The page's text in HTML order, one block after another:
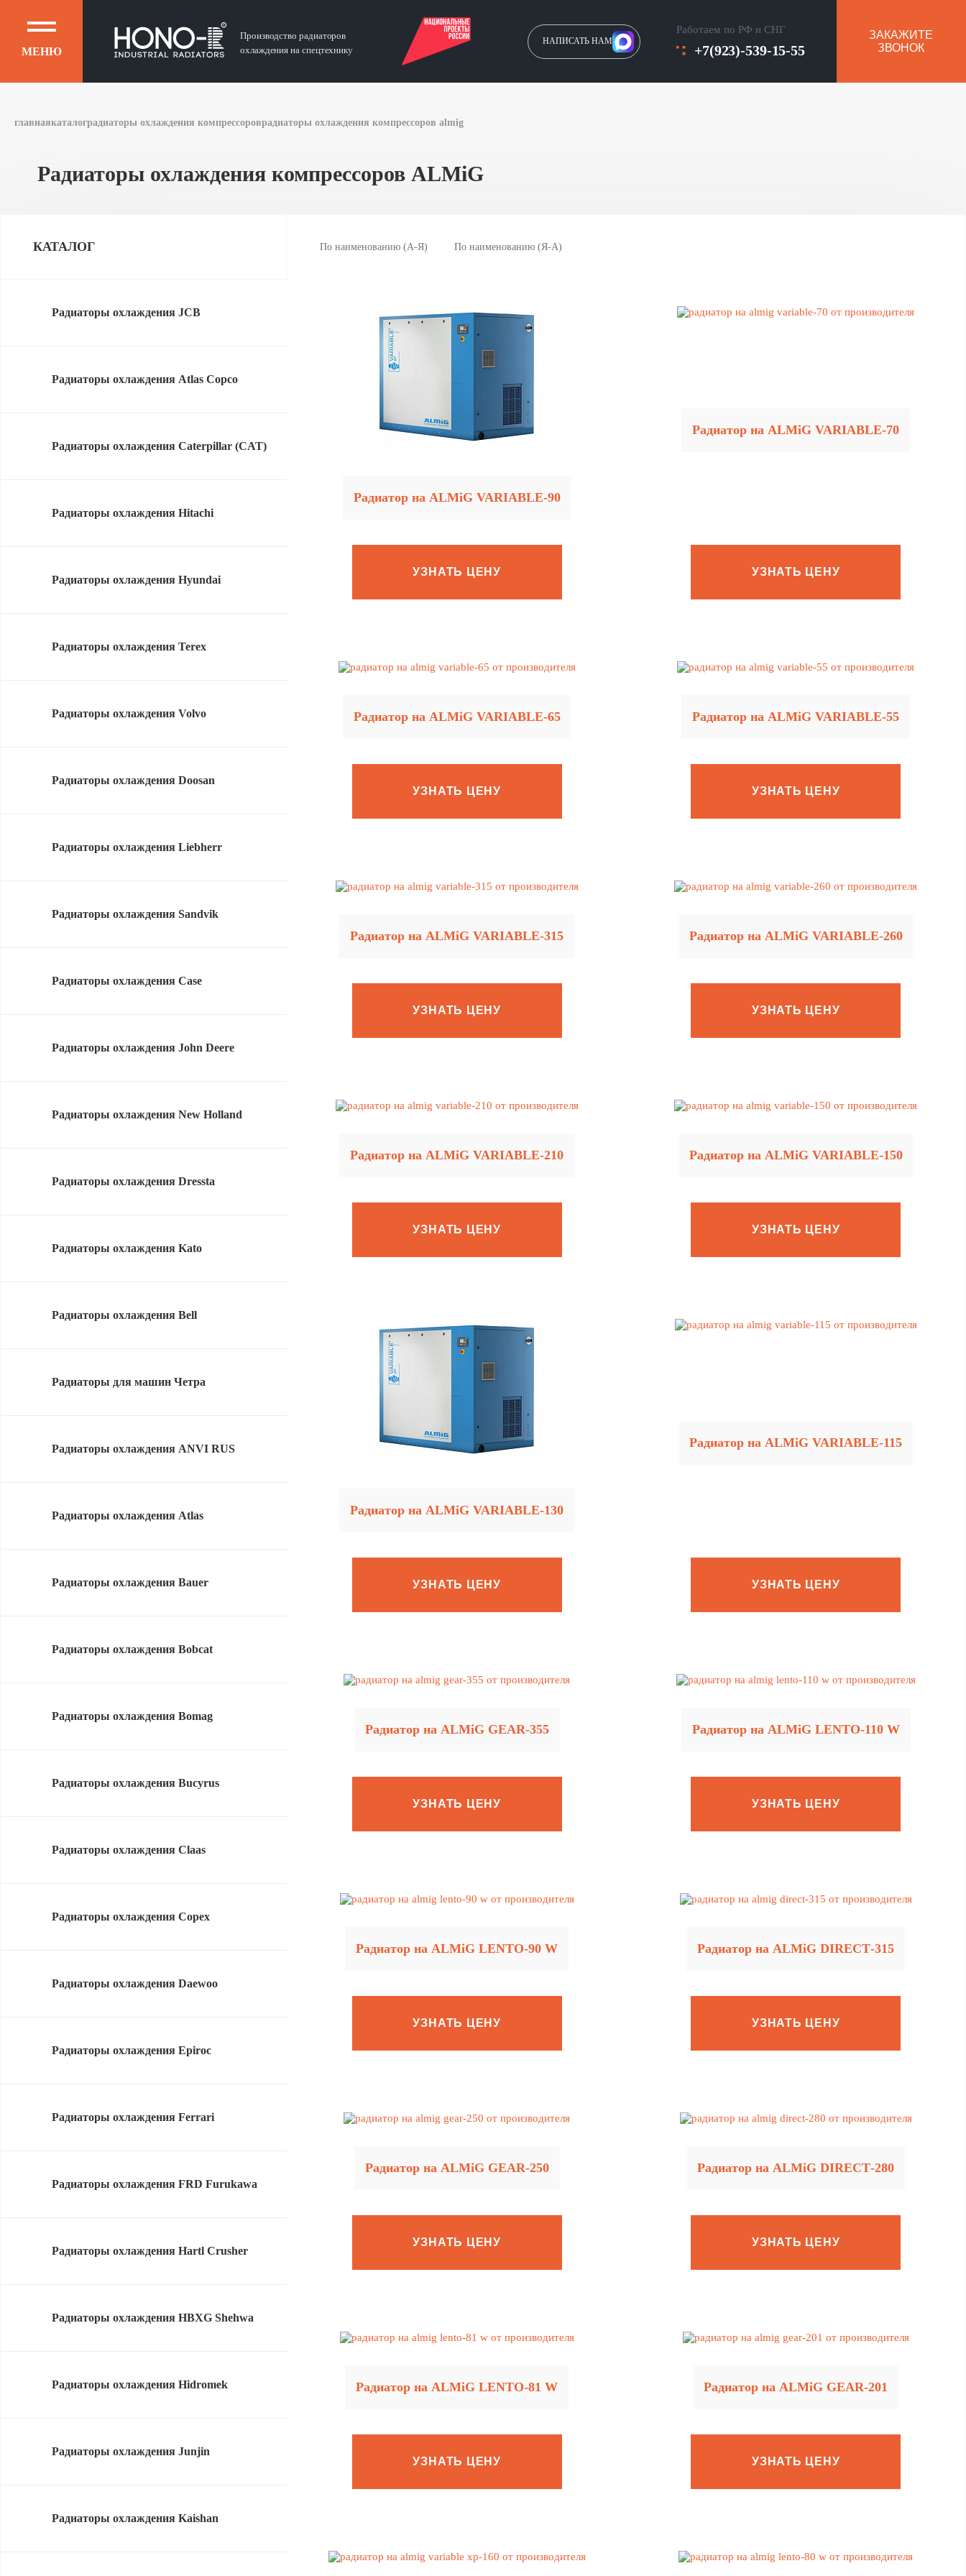
МЕНЮ
Производство радиаторов
охлаждения на спецтехнику
НАПИСАТЬ НАМ
Работаем по РФ и СНГ
+7(923)-539-15-55
ЗАКАЖИТЕ
ЗВОНОК
главнаякаталоградиаторы охлаждения компрессороврадиаторы охлаждения компрессоров almig
Радиаторы охлаждения компрессоров ALMiG
КАТАЛОГ
Радиаторы охлаждения JCB
Радиаторы охлаждения Atlas Copco
Радиаторы охлаждения Caterpillar (CAT)
Радиаторы охлаждения Hitachi
Радиаторы охлаждения Hyundai
Радиаторы охлаждения Terex
Радиаторы охлаждения Volvo
Радиаторы охлаждения Doosan
Радиаторы охлаждения Liebherr
Радиаторы охлаждения Sandvik
Радиаторы охлаждения Case
Радиаторы охлаждения John Deere
Радиаторы охлаждения New Holland
Радиаторы охлаждения Dressta
Радиаторы охлаждения Kato
Радиаторы охлаждения Bell
Радиаторы для машин Четра
Радиаторы охлаждения ANVI RUS
Радиаторы охлаждения Atlas
Радиаторы охлаждения Bauer
Радиаторы охлаждения Bobcat
Радиаторы охлаждения Bomag
Радиаторы охлаждения Bucyrus
Радиаторы охлаждения Claas
Радиаторы охлаждения Copex
Радиаторы охлаждения Daewoo
Радиаторы охлаждения Epiroc
Радиаторы охлаждения Ferrari
Радиаторы охлаждения FRD Furukawa
Радиаторы охлаждения Hartl Crusher
Радиаторы охлаждения HBXG Shehwa
Радиаторы охлаждения Hidromek
Радиаторы охлаждения Junjin
Радиаторы охлаждения Kaishan
По наименованию (А-Я) По наименованию (Я-А)
Радиатор на ALMiG VARIABLE‑90
УЗНАТЬ ЦЕНУ
Радиатор на ALMiG VARIABLE‑70
УЗНАТЬ ЦЕНУ
Радиатор на ALMiG VARIABLE‑65
УЗНАТЬ ЦЕНУ
Радиатор на ALMiG VARIABLE‑55
УЗНАТЬ ЦЕНУ
Радиатор на ALMiG VARIABLE‑315
УЗНАТЬ ЦЕНУ
Радиатор на ALMiG VARIABLE‑260
УЗНАТЬ ЦЕНУ
Радиатор на ALMiG VARIABLE‑210
УЗНАТЬ ЦЕНУ
Радиатор на ALMiG VARIABLE‑150
УЗНАТЬ ЦЕНУ
Радиатор на ALMiG VARIABLE‑130
УЗНАТЬ ЦЕНУ
Радиатор на ALMiG VARIABLE‑115
УЗНАТЬ ЦЕНУ
Радиатор на ALMiG GEAR‑355
УЗНАТЬ ЦЕНУ
Радиатор на ALMiG LENTO‑110 W
УЗНАТЬ ЦЕНУ
Радиатор на ALMiG LENTO‑90 W
УЗНАТЬ ЦЕНУ
Радиатор на ALMiG DIRECT‑315
УЗНАТЬ ЦЕНУ
Радиатор на ALMiG GEAR‑250
УЗНАТЬ ЦЕНУ
Радиатор на ALMiG DIRECT‑280
УЗНАТЬ ЦЕНУ
Радиатор на ALMiG LENTO‑81 W
УЗНАТЬ ЦЕНУ
Радиатор на ALMiG GEAR‑201
УЗНАТЬ ЦЕНУ